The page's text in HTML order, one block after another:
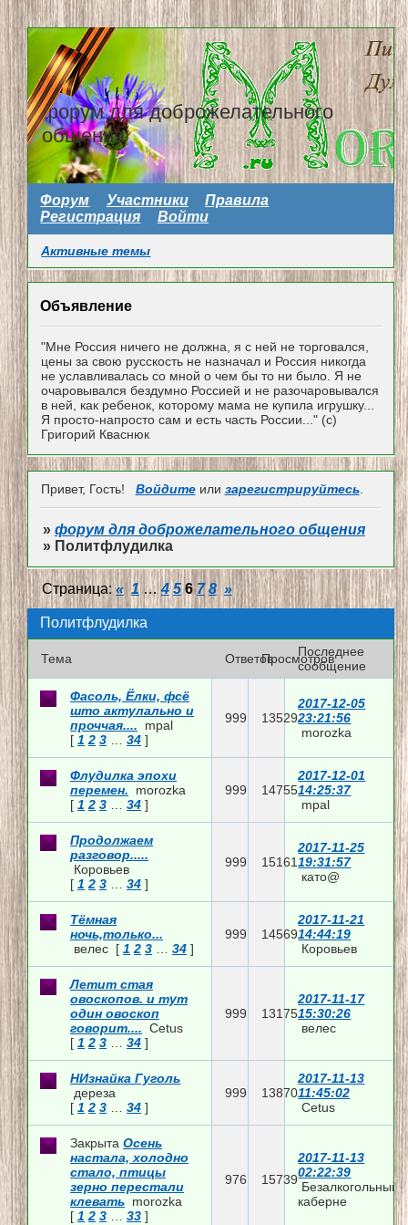
форум для доброжелательного
общения
Форум Участники
Правила
Регистрация
Войти
Активные темы
Объявление
"Мне Россия ничего не должна, я с ней не торговался,
цены за свою русскость не назначал и Россия никогда
не уславливалась со мной о чем бы то ни было. Я не
очаровывался бездумно Россией и не разочаровывался
в ней, как ребенок, которому мама не купила игрушку...
Я просто-напросто сам и есть часть России..." (с)
Григорий Кваснюк
Привет, Гость! Войдитеили зарегистрируйтесь.
» форум для доброжелательного общения
» Политфлудилка
Политфлудилка
Страница: « 1 … 4 5 6 7 8 »
Тема ОтветовПросмотров
Последнее
сообщение
Фасоль, Ёлки, фсё
што актулально и
проччая....
mpal
[ 1 2 3 … 34 ]
999 13529
2017-12-05
23:21:56
morozka
Флудилка эпохи
перемен.
morozka
[ 1 2 3 … 34 ]
999 14755
2017-12-01
14:25:37
mpal
Продолжаем
разговор.....
Коровьев
[ 1 2 3 … 34 ]
999 15161
2017-11-25
19:31:57
като@
Тёмная
ночь,только...
велес [ 1 2 3 … 34 ]
999 14569
2017-11-21
14:44:19
Коровьев
Летит стая
овоскопов. и тут
один овоскоп
говорит.... Cetus
[ 1 2 3 … 34 ]
999 13175
2017-11-17
15:30:26
велес
НИзнайка Гуголь
дереза
[ 1 2 3 … 34 ]
999 13870
2017-11-13
11:45:02
Cetus
ЗакрытаОсень
настала, холодно
стало, птицы
зерно перестали
клевать morozka
[ 1 2 3 … 33 ]
976 15739
2017-11-13
02:22:39
Безалкогольный
каберне